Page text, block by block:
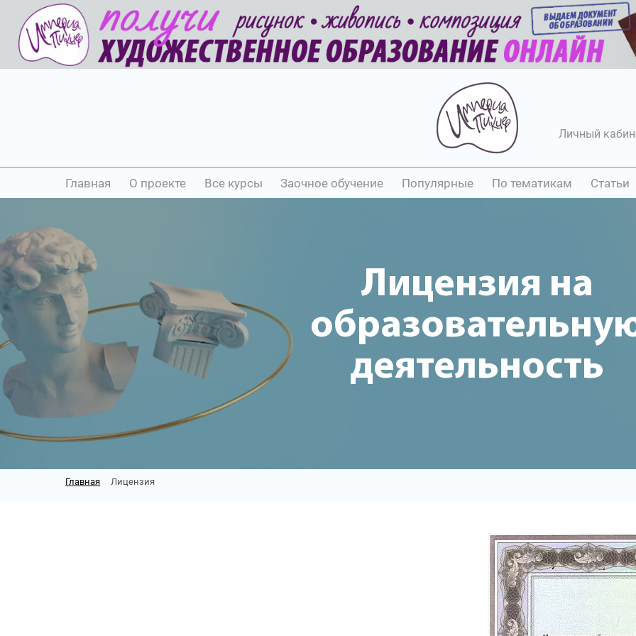
Личный
Главная О проекте Все курсы Заочное обучение Популярные По тематикам Статьи
Лицензия на
деятельность
Главная Лицензия